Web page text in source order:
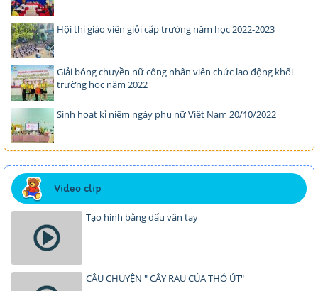
Hội thi giáo viên giỏi cấp trường năm học 2022-2023
Giải bóng chuyền nữ công nhân viên chức lao động khối
trường học năm 2022
Sinh hoạt kỉ niệm ngày phụ nữ Việt Nam 20/10/2022
Video clip
Tạo hình bằng dấu vân tay
CÂU CHUYỆN " CÂY RAU CỦA THỎ ÚT"